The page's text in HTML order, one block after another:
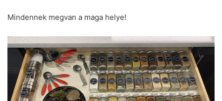
Mindennek megvan a maga helye!